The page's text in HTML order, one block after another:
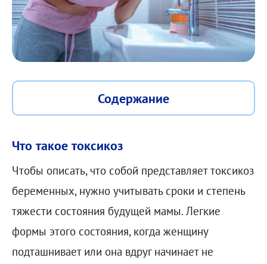
Содержание
Что такое токсикоз
Чтобы описать, что собой представляет токсикоз
беременных, нужно учитывать сроки и степень
тяжести состояния будущей мамы. Легкие
формы этого состояния, когда женщину
подташнивает или она вдруг начинает не